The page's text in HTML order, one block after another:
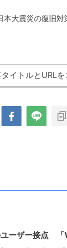
大震災の復旧
イトルとURLを
ーザー接点 「